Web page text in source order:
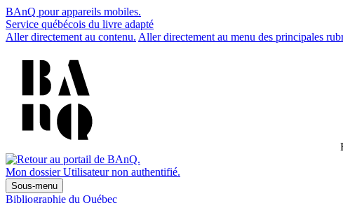
BAnQ pour appareils mobiles.
Service québécois du livre adapté
Aller directement au contenu. Aller directement au menu des principales
Mon dossier Utilisateur non authentifié.
Sous-menu
Bibliographie du Québec